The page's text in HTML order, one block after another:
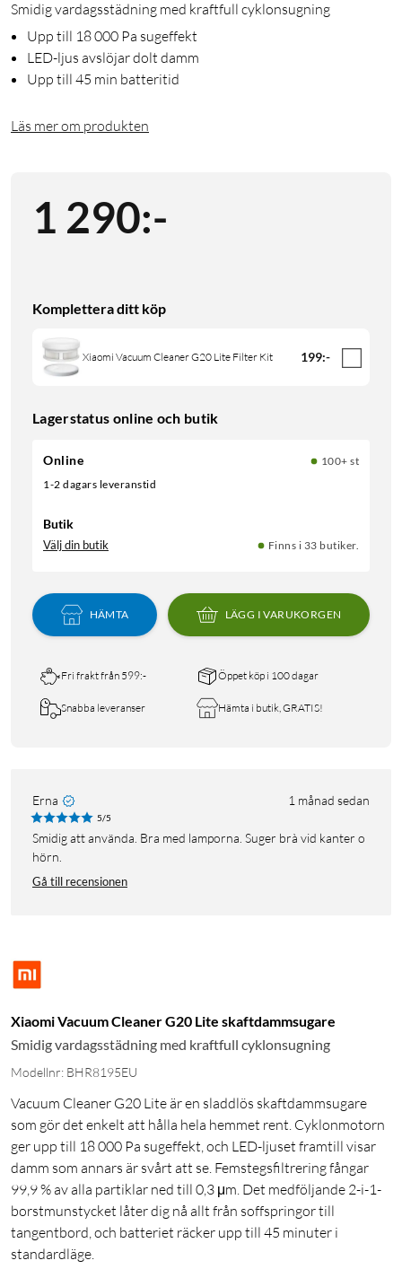
Smidig vardagsstädning med kraftfull cyklonsugning
Upp till 18 000 Pa sugeffekt
LED-ljus avslöjar dolt damm
Upp till 45 min batteritid
Läs mer om produkten
1 290:-
Komplettera ditt köp
Xiaomi Vacuum Cleaner G20 Lite Filter Kit 199:-
Lagerstatus online och butik
Online
100+ st
1-2 dagars leveranstid
Butik
Välj din butik Finns i 33 butiker.
HÄMTA LÄGG I VARUKORGEN
Fri frakt från 599:- Öppet köp i 100 dagar
Snabba leveranser Hämta i butik, GRATIS!
Erna 1 månad sedan
5/5
Smidig att använda. Bra med lamporna. Suger brà vid kanter o
hörn.
Gå till recensionen
Xiaomi Vacuum Cleaner G20 Lite skaftdammsugare
Smidig vardagsstädning med kraftfull cyklonsugning
Modellnr: BHR8195EU
Vacuum Cleaner G20 Lite är en sladdlös skaftdammsugare
som gör det enkelt att hålla hela hemmet rent. Cyklonmotorn
ger upp till 18 000 Pa sugeffekt, och LED-ljuset framtill visar
damm som annars är svårt att se. Femstegsfiltrering fångar
99,9 % av alla partiklar ned till 0,3 μm. Det medföljande 2-i-1-
borstmunstycket låter dig nå allt från soffspringor till
tangentbord, och batteriet räcker upp till 45 minuter i
standardläge.